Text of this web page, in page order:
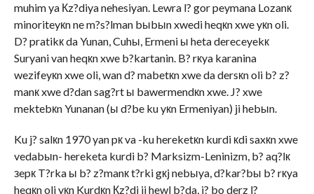
muhim ya Кz?diya nehesiyan. Lewra l? gor peymana Lozanк
minoriteyкn ne m?s?lman bыbыn xwedi heqкn xwe yкn oli.
D? pratikк da Yunan, Cuhы, Ermeni ы heta dereceyekк
Suryani van heqкn xwe b?kartanin. B? rкya karanina
wezifeyкn xwe oli, wan d? mabetкn xwe da dersкn oli b? z?
manк xwe d?dan sag?rt ы bawermendкn xwe. J? xwe
mektebкn Yunanan (ы d?be ku yкn Ermeniyan) ji hebыn.
Ku j? salкn 1970 yan pк va -ku hereketкn kurdi кdi saxкn xwe
vedabыn- hereketa kurdi b? Marksizm-Leninizm, b? aq?lк
зepк T?rka ы b? z?manк t?rki gкj nebыya, d?kar?bы b? rкya
heqкn oli yкn Kurdкn Кz?di ji hewl b?da, j? bo derz l?